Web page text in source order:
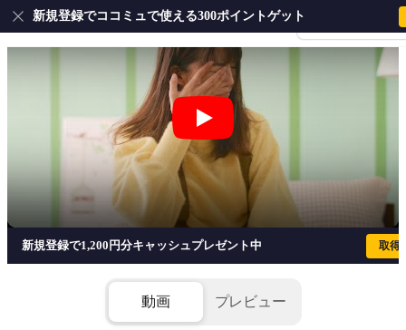
会員登録・ログイ
新規登録でココミュで使える300ポイントゲット
Sparklers (Tabのみ / ベース Tab譜 4
新規登録で1,200円分キャッシュプレゼント中 取得
動画 プレビュー